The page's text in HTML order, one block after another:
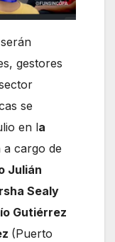
gestores
se
en la
a cargo de
Julián
Sealy
Gutiérrez
(Puerto